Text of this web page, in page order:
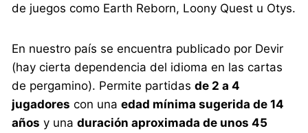
de juegos como Earth Reborn, Loony Quest u Otys.
En nuestro país se encuentra publicado por Devir
(hay cierta dependencia del idioma en las cartas
de pergamino). Permite partidasde 2 a 4
jugadores con unaedad mínima sugerida de 14
años y unaduración aproximada de unos 45